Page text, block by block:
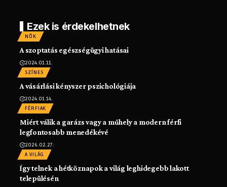
Ezek is érdekelhetnek
NŐK
A szoptatás egészségügyi hatásai
2024.01.11.
SZÍNES
A vásárlási kényszer pszichológiája
2024.01.14.
FÉRFIAK
Miért válik a garázs vagy a műhely a modern férfi
legfontosabb menedékévé
2026.02.27.
A VILÁG
Így telnek a hétköznapok a világ leghidegebb lakott
településén